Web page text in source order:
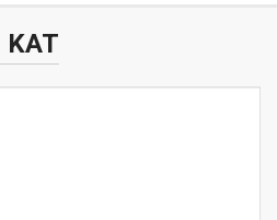
KAT